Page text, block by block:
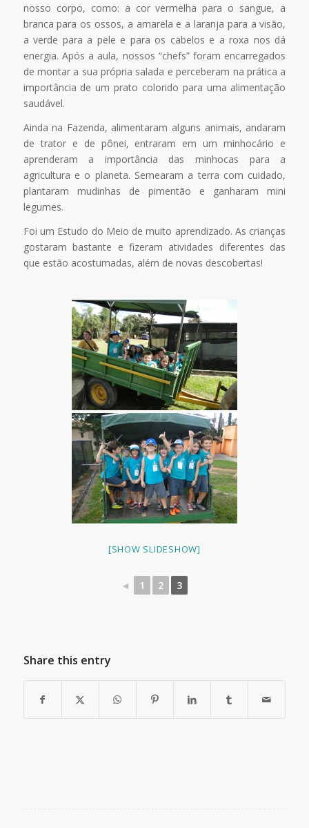
nosso corpo, como: a cor vermelha para o sangue, a
branca para os ossos, a amarela e a laranja para a visão,
a verde para a pele e para os cabelos e a roxa nos dá
energia. Após a aula, nossos “chefs” foram encarregados
de montar a sua própria salada e perceberam na prática a
importância de um prato colorido para uma alimentação
saudável.
Ainda na Fazenda, alimentaram alguns animais, andaram
de trator e de pônei, entraram em um minhocário e
aprenderam a importância das minhocas para a
agricultura e o planeta. Semearam a terra com cuidado,
plantaram mudinhas de pimentão e ganharam mini
legumes.
Foi um Estudo do Meio de muito aprendizado. As crianças
gostaram bastante e fizeram atividades diferentes das
que estão acostumadas, além de novas descobertas!
[SHOW SLIDESHOW]
◄ 1 2 3
Share this entry